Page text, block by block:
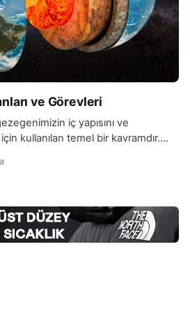
ve Görevleri
iç yapısını ve
kullanılan temel bir kavramdır.
ayrılır. Her katmanın farklı
ve okyanus tabanlarından oluşur.
yerdir ve tüm canlı